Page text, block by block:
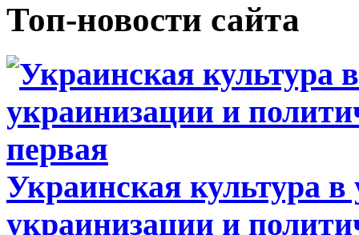
Топ-новости сайта
Украинская культура
украинизации и